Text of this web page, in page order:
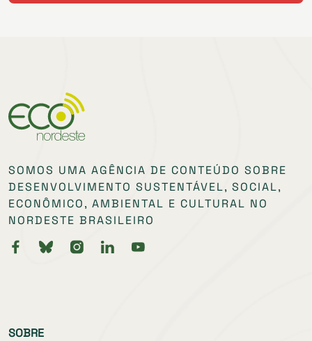
SOMOS UMA AGÊNCIA DE CONTEÚDO SOBRE
DESENVOLVIMENTO SUSTENTÁVEL, SOCIAL,
ECONÔMICO, AMBIENTAL E CULTURAL NO
NORDESTE BRASILEIRO
SOBRE